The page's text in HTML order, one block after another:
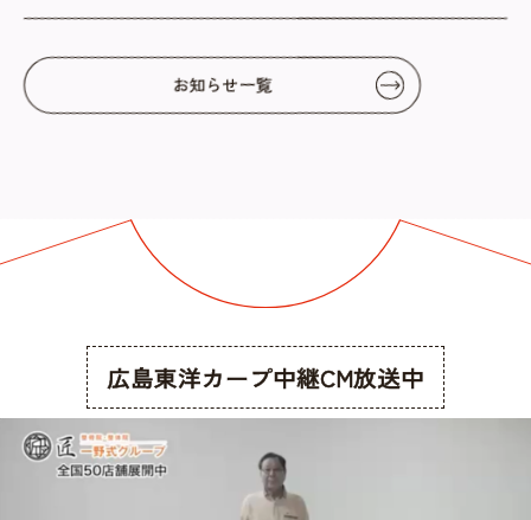
お知らせ一覧
広島東洋カープ中継CM放送中